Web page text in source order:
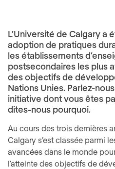
L’Université de Calgary a
adoption de pratiques
les établissements
postsecondaires les plus
des objectifs de
Nations Unies. Parlez-
initiative dont vous êtes
dites-nous pourquoi.
Au cours des trois dernières
Calgary s’est classée parmi
avancées dans le monde
l’atteinte des objectifs de